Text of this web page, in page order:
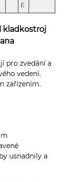
í:
kladkostroj
pro zvedání a
vedení.
zařízením.
usnadnily a